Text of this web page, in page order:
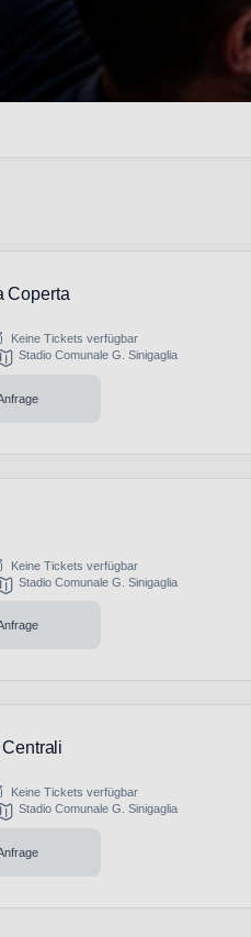
Coperta
Keine Tickets verfügbar
Stadio Comunale G. Sinigaglia
Keine Tickets verfügbar
Stadio Comunale G. Sinigaglia
Keine Tickets verfügbar
Stadio Comunale G. Sinigaglia